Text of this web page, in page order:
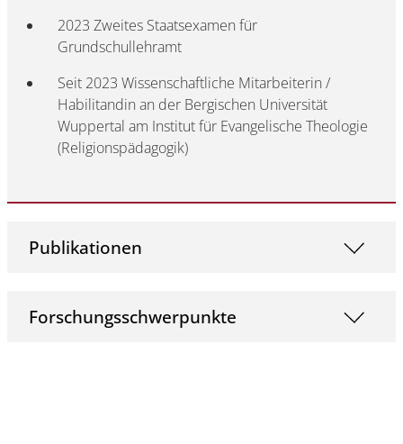
2023 Zweites Staatsexamen für
Grundschullehramt
Seit 2023 Wissenschaftliche Mitarbeiterin /
Habilitandin an der Bergischen Universität
Wuppertal am Institut für Evangelische Theologie
(Religionspädagogik)
Publikationen
Forschungsschwerpunkte